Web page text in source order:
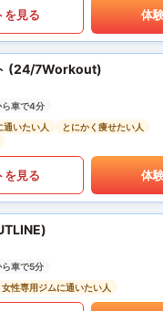
を見る 体
(24/7Workout)
ら車で4分
通いたい人
とにかく痩せたい人
を見る 体
ら車で5分
女性専用ジムに通いたい人